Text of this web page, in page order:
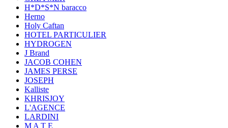
H*D*S*N baracco
Herno
Holy Caftan
HOTEL PARTICULIER
HYDROGEN
J Brand
JACOB COHEN
JAMES PERSE
JOSEPH
Kalliste
KHRISJOY
L'AGENCE
LARDINI
M A T E